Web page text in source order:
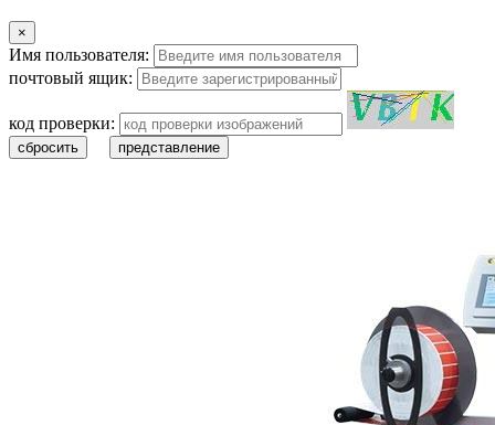
×
Имя пользователя:
почтовый ящик:
код проверки:
сбросить представление